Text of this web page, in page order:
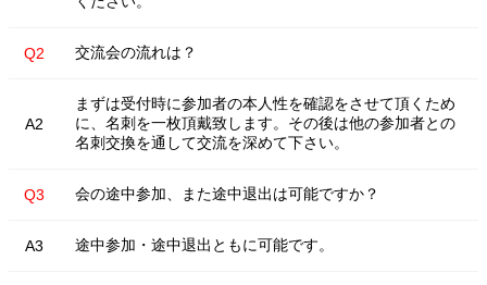
Q2 交流会の流れは？
A2
まずは受付時に参加者の本人性を確認をさせて頂くため
に、名刺を一枚頂戴致します。その後は他の参加者との
名刺交換を通して交流を深めて下さい。
Q3 会の途中参加、また途中退出は可能ですか？
A3 途中参加・途中退出ともに可能です。